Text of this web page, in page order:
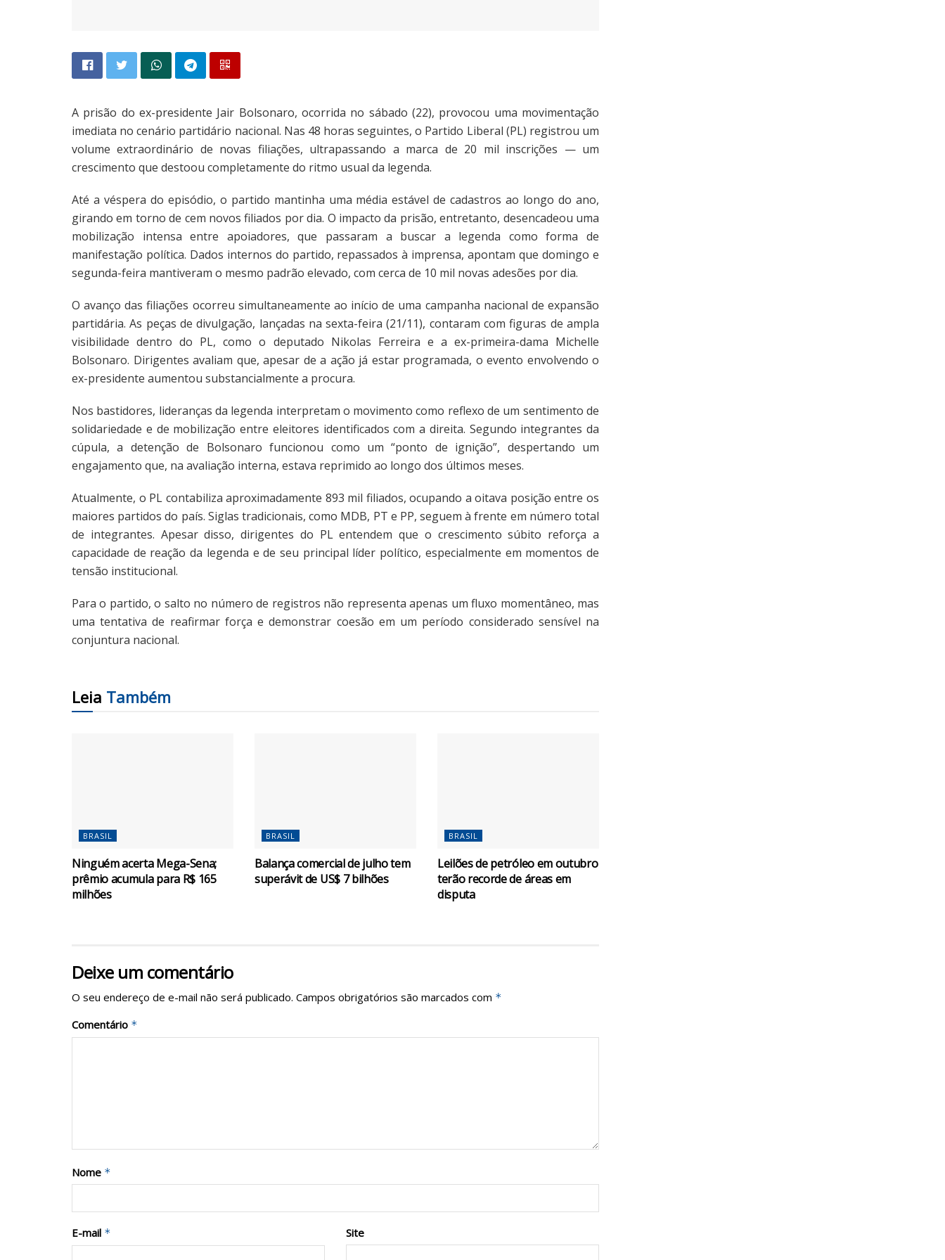
A prisão do ex-presidente Jair Bolsonaro, ocorrida no sábado (22), provocou uma movimentação
imediata no cenário partidário nacional. Nas 48 horas seguintes, o Partido Liberal (PL) registrou um
volume extraordinário de novas filiações, ultrapassando a marca de 20 mil inscrições — um
crescimento que destoou completamente do ritmo usual da legenda.
Até a véspera do episódio, o partido mantinha uma média estável de cadastros ao longo do ano,
girando em torno de cem novos filiados por dia. O impacto da prisão, entretanto, desencadeou uma
mobilização intensa entre apoiadores, que passaram a buscar a legenda como forma de
manifestação política. Dados internos do partido, repassados à imprensa, apontam que domingo e
segunda-feira mantiveram o mesmo padrão elevado, com cerca de 10 mil novas adesões por dia.
O avanço das filiações ocorreu simultaneamente ao início de uma campanha nacional de expansão
partidária. As peças de divulgação, lançadas na sexta-feira (21/11), contaram com figuras de ampla
visibilidade dentro do PL, como o deputado Nikolas Ferreira e a ex-primeira-dama Michelle
Bolsonaro. Dirigentes avaliam que, apesar de a ação já estar programada, o evento envolvendo o
ex-presidente aumentou substancialmente a procura.
Nos bastidores, lideranças da legenda interpretam o movimento como reflexo de um sentimento de
solidariedade e de mobilização entre eleitores identificados com a direita. Segundo integrantes da
cúpula, a detenção de Bolsonaro funcionou como um “ponto de ignição”, despertando um
engajamento que, na avaliação interna, estava reprimido ao longo dos últimos meses.
Atualmente, o PL contabiliza aproximadamente 893 mil filiados, ocupando a oitava posição entre os
maiores partidos do país. Siglas tradicionais, como MDB, PT e PP, seguem à frente em número total
de integrantes. Apesar disso, dirigentes do PL entendem que o crescimento súbito reforça a
capacidade de reação da legenda e de seu principal líder político, especialmente em momentos de
tensão institucional.
Para o partido, o salto no número de registros não representa apenas um fluxo momentâneo, mas
uma tentativa de reafirmar força e demonstrar coesão em um período considerado sensível na
conjuntura nacional.
Leia Também
BRASIL
Ninguém acerta Mega-Sena;
prêmio acumula para R$ 165
milhões
BRASIL
Balança comercial de julho tem
superávit de US$ 7 bilhões
BRASIL
Leilões de petróleo em outubro
terão recorde de áreas em
disputa
Deixe um comentário
O seu endereço de e-mail não será publicado. Campos obrigatórios são marcados com *
Comentário *
Nome *
E-mail * Site